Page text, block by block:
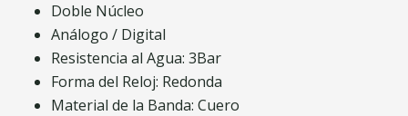
Doble Núcleo
Análogo / Digital
Resistencia al Agua: 3Bar
Forma del Reloj: Redonda
Material de la Banda: Cuero